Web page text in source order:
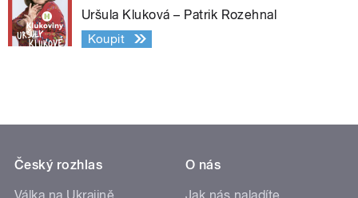
Uršula Kluková – Patrik Rozehnal
Koupit
Český rozhlas
O nás